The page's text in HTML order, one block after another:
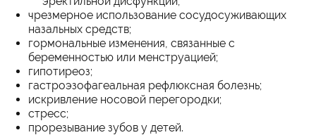
чрезмерное использование сосудосуживающих
назальных средств;
гормональные изменения, связанные с
беременностью или менструацией;
гипотиреоз;
гастроэзофагеальная рефлюксная болезнь;
искривление носовой перегородки;
стресс;
прорезывание зубов у детей.